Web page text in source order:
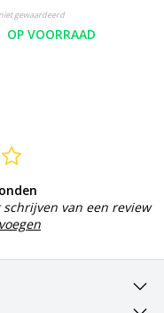
gewaardeerd
OP VOORRAAD
van een review